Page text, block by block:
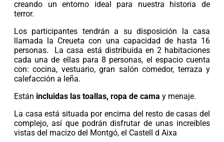
creando un entorno ideal para nuestra historia de
terror.
Los participantes tendrán a su disposición la casa
llamada la Creueta con una capacidad de hasta 16
personas. La casa está distribuida en 2 habitaciones
cada una de ellas para 8 personas, el espacio cuenta
con: cocina, vestuario, gran salón comedor, terraza y
calefacción a leña.
Están incluidas las toallas, ropa de cama y menaje.
La casa está situada por encima del resto de casas del
complejo, así que podrán disfrutar de unas increíbles
vistas del macizo del Montgó, el Castell d Aixa